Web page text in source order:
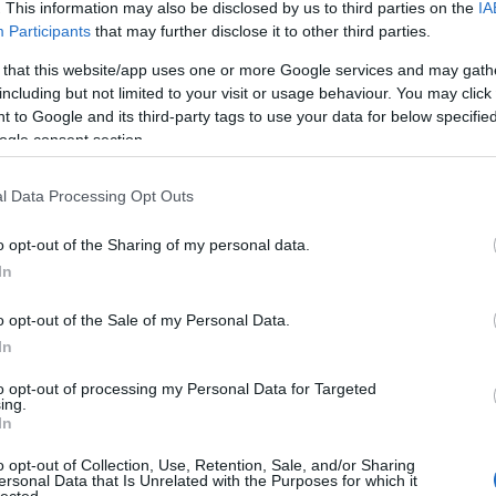
This information may also be disclosed by us to third parties on the
Participants that may further disclose it to other third parties.
that this website/app uses one or more Google services and may
but not limited to your visit or usage behaviour. You may
to Google and its third-party tags to use your data for below
consent section.
Data Processing Opt Outs
opt-out of the Sharing of my personal data.
opt-out of the Sale of my Personal Data.
opt-out of processing my Personal Data for Targeted
opt-out of Collection, Use, Retention, Sale, and/or Sharing
Data that Is Unrelated with the Purposes for which it
magyar klipmegosztást összehozni erre a
annyira hihetetlenül jó, hogy képtelen voltunk
is pályázó kisfilmet. Megmutatjuk aTankcsapda
sokat elárul, de aKowalsky meg a Vega
Bemutatkozik a
Charge.
meg a vega klipmegosztás
biting elbows